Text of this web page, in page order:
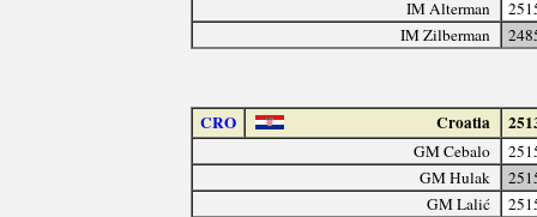
IM Alterman
IM Zilberman
CRO Croatia
GM Cebalo
GM Hulak
GM Lalić